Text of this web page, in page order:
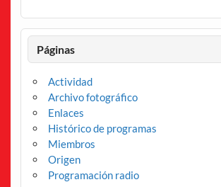
Páginas
Actividad
Archivo fotográfico
Enlaces
Histórico de programas
Miembros
Origen
Programación radio